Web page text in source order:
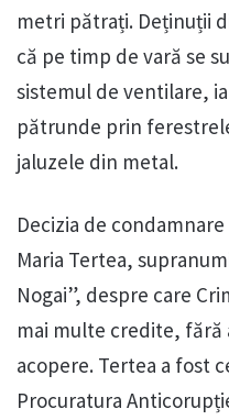
metri pătrați. Deținuții
că pe timp de vară se
sistemul de ventilare,
pătrunde prin
jaluzele din metal.
Decizia de
Maria Tertea,
Nogai”, despre care
mai multe credite, fără
acopere. Tertea a fost
Procuratura